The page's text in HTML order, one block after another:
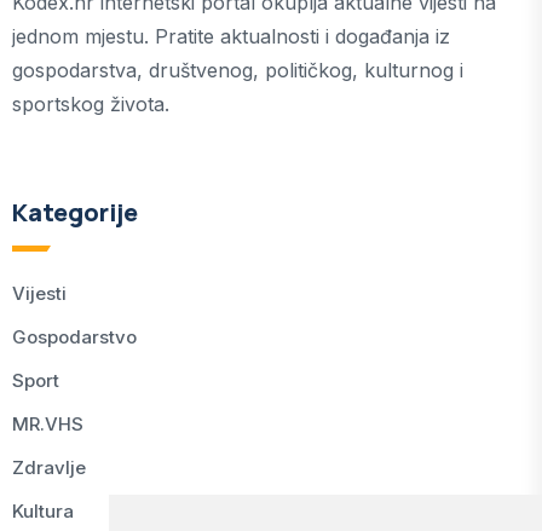
jednom mjestu. Pratite aktualnosti i događanja iz
gospodarstva, društvenog, političkog, kulturnog i
sportskog života.
Kategorije
Vijesti
Gospodarstvo
Sport
MR.VHS
Zdravlje
Kultura